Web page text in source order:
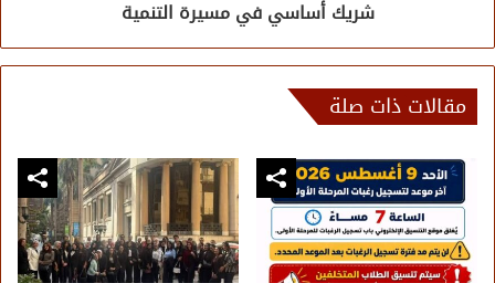
شريك أساسي في مسيرة التنمية
مقالات ذات صلة